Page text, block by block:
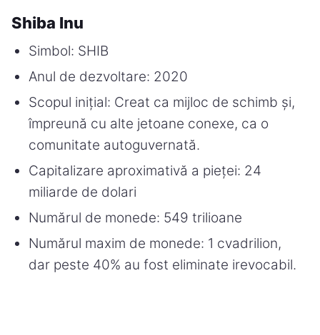
Shiba Inu
Simbol: SHIB
Anul de dezvoltare: 2020
Scopul inițial: Creat ca mijloc de schimb și,
împreună cu alte jetoane conexe, ca o
comunitate autoguvernată.
Capitalizare aproximativă a pieței: 24
miliarde de dolari
Numărul de monede: 549 trilioane
Numărul maxim de monede: 1 cvadrilion,
dar peste 40% au fost eliminate irevocabil.